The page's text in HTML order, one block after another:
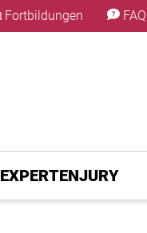
Fortbildungen FAQ
EXPERTENJURY